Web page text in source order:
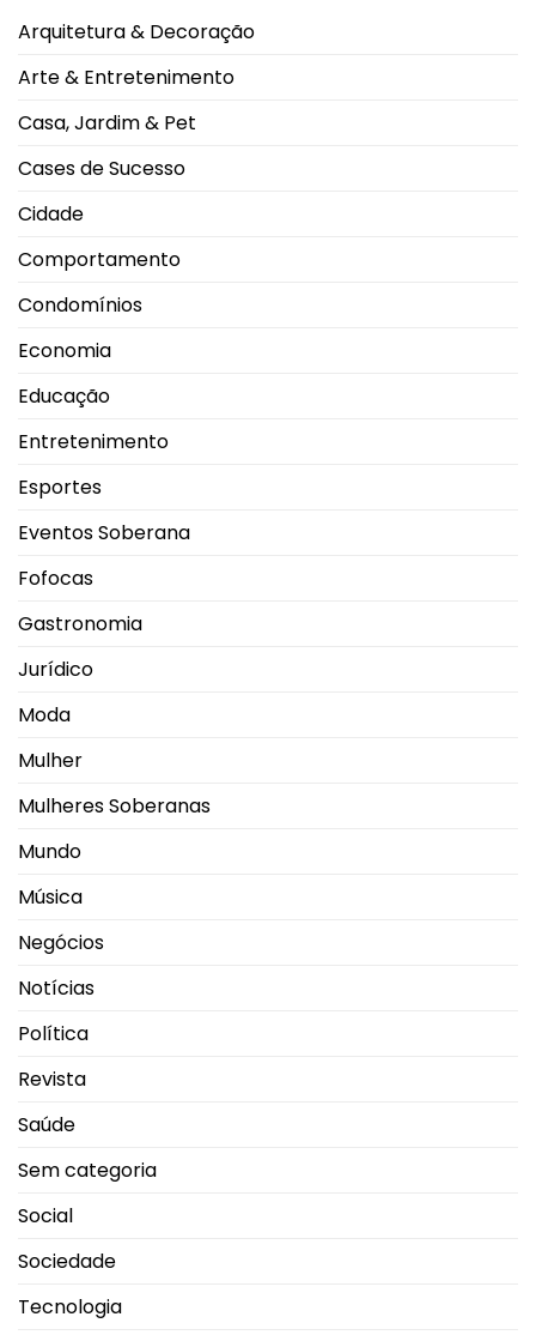
alerta
oncológico
do
salto
durante
Brasileiro
Arquitetura & Decoração
Arte & Entretenimento
Casa, Jardim & Pet
Cases de Sucesso
Cidade
Comportamento
Condomínios
Economia
Educação
Entretenimento
Esportes
Eventos Soberana
Fofocas
Gastronomia
Jurídico
Moda
Mulher
Mulheres Soberanas
Mundo
Música
Negócios
Notícias
Política
Revista
Saúde
Sem categoria
Social
Sociedade
Tecnologia